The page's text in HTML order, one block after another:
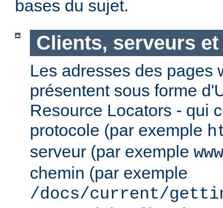
bases du sujet.
Clients, serveurs et
Les adresses des pages
présentent sous forme
Resource Locators - qui
protocole (par exemple
serveur (par exemple
chemin (par exemple
/docs/current/